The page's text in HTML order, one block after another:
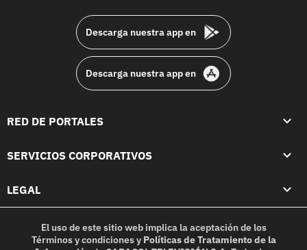
Descarga nuestra app en
Descarga nuestra app en
RED DE PORTALES
SERVICIOS CORPORATIVOS
LEGAL
El uso de este sitio web implica la aceptación de los
Términos y condicionesy Políticas de Tratamiento de la